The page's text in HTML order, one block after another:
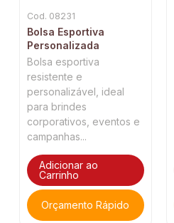
Cod. 08231
Bolsa Esportiva
Personalizada
Bolsa esportiva
resistente e
personalizável, ideal
para brindes
corporativos, eventos e
campanhas...
Adicionar ao
Carrinho
Orçamento Rápido